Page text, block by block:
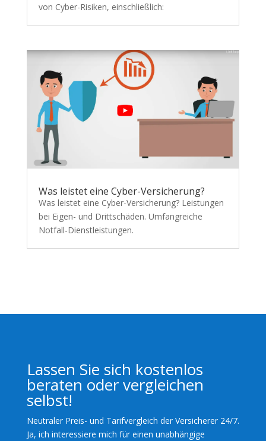
von Cyber-Risiken, einschließlich:
Was leistet eine Cyber-Versicherung?
Was leistet eine Cyber-Versicherung? Leistungen
bei Eigen- und Drittschäden. Umfangreiche
Notfall-Dienstleistungen.
Lassen Sie sich kostenlos
beraten oder vergleichen
selbst!
Neutraler Preis- und Tarifvergleich der Versicherer 24/7.
Ja, ich interessiere mich für einen unabhängige